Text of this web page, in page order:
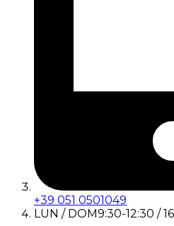
+39 051 0501049
LUN / DOM9:30-12:30 /